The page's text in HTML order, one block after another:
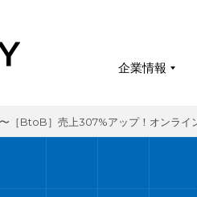
企業情報
［BtoB］売上307%アップ！オンライ